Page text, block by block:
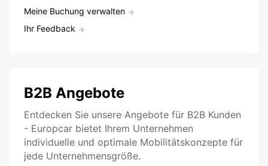
Meine Buchung verwalten
Ihr Feedback
B2B Angebote
Entdecken Sie unsere Angebote für B2B Kunden
- Europcar bietet Ihrem Unternehmen
individuelle und optimale Mobilitätskonzepte für
jede Unternehmensgröße.